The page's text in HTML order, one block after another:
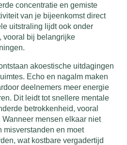
concentratie en gemiste
van je bijeenkomst direct
uitstraling lijdt ook onder
vooral bij belangrijke
akoestische uitdagingen
Echo en nagalm maken
deelnemers meer energie
Dit leidt tot snellere mentale
betrokkenheid, vooral
mensen elkaar niet
misverstanden en moet
wat kostbare vergadertijd